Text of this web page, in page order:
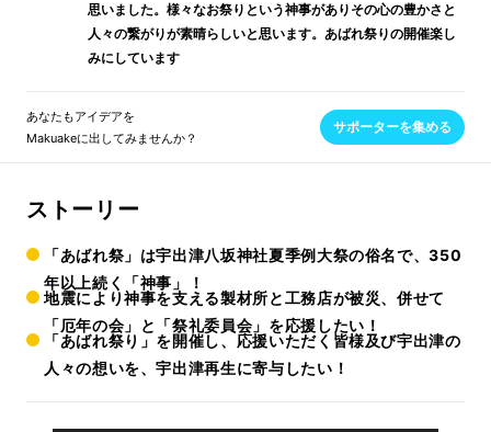
思いました。様々なお祭りという神事がありその心の豊かさと
人々の繋がりが素晴らしいと思います。あばれ祭りの開催楽し
みにしています
あなたもアイデアを
Makuakeに出してみませんか？
サポーターを集める
ストーリー
「あばれ祭」は宇出津八坂神社夏季例大祭の俗名で、350
年以上続く「神事」！
地震により神事を支える製材所と工務店が被災、併せて
「厄年の会」と「祭礼委員会」を応援したい！
「あばれ祭り」を開催し、応援いただく皆様及び宇出津の
人々の想いを、宇出津再生に寄与したい！